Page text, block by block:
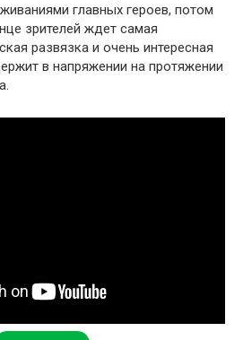
главных героев, потом
зрителей ждет самая
развязка и очень интересная
в напряжении на протяжении